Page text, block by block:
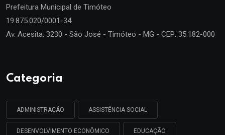
Prefeitura Municipal de Timóteo
19.875.020/0001-34
Av. Acesita, 3230 - São José - Timóteo - MG - CEP: 35.182-000
Categoria
ADMINISTRAÇÃO ASSISTÊNCIA SOCIAL
DESENVOLVIMENTO ECONÔMICO EDUCAÇÃO